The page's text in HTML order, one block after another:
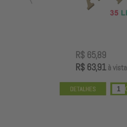
R$ 65,89
R$ 63,91à vista